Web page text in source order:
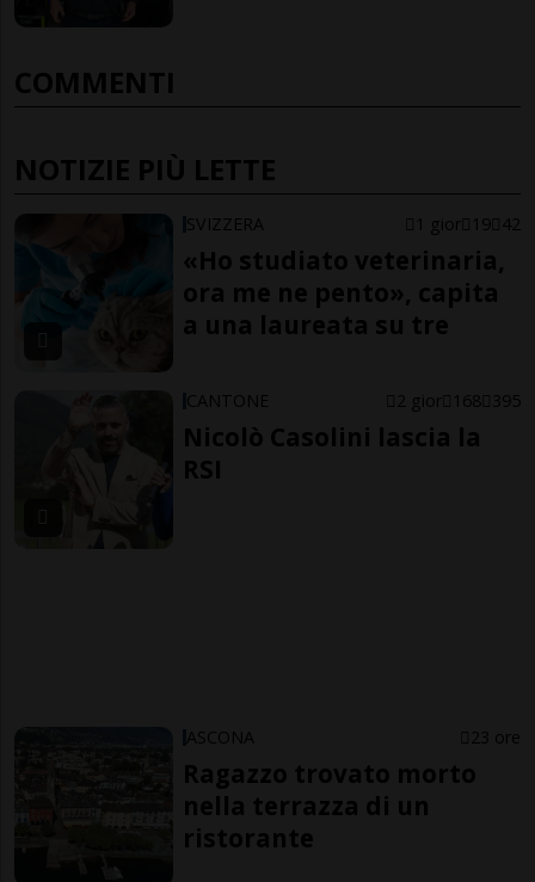
COMMENTI
NOTIZIE PIÙ LETTE
SVIZZERA 1 gior 19 42
«Ho studiato veterinaria,
ora me ne pento», capita
a una laureata su tre
CANTONE 2 gior 168 395
Nicolò Casolini lascia la
RSI
ASCONA 23 ore
Ragazzo trovato morto
nella terrazza di un
ristorante